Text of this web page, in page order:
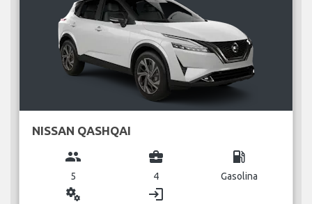
NISSAN QASHQAI
group
5
business_center
4
local_gas_station
Gasolina
miscellaneous_services login